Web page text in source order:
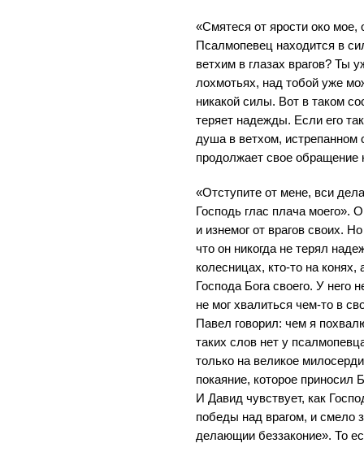
«Смятеся от ярости око
Псалмопевец находится в
ветхим в глазах врагов? Ты
лохмотьях, над тобой уже
никакой силы. Вот в таком
теряет надежды. Если его
душа в ветхом, истрепанном
продолжает свое обращение
«Отступите от мене, вси
Господь глас плача моего».
и изнемог от врагов своих.
что он никогда не терял
колесницах, кто-то на конях,
Господа Бога своего. У него
не мог хвалиться чем-то в
Павел говорил: чем я
таких слов нет у
только на великое
покаяние, которое приносил
И Давид чувствует, как
победы над врагом, и смело
делающии беззаконие». То